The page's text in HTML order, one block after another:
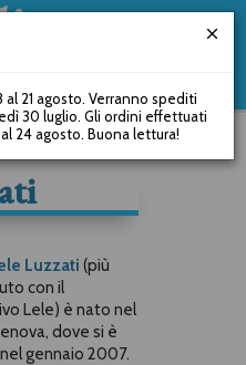
Luzzati (più
con il
Lele) è nato nel
dove si è
gennaio 2007.
al 21 agosto. Verranno spediti
30 luglio. Gli ordini effettuati
24 agosto. Buona lettura!